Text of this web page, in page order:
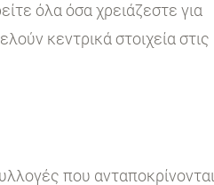
όλα όσα χρειάζεστε για
κεντρικά στοιχεία στις
που ανταποκρίνονται